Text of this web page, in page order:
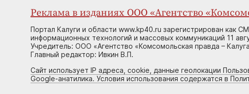
Реклама в изданиях ООО «Агентство
Портал Калуги и области www.kp40.ru зарегистрирован как
информационных технологий и массовых коммуникаций 11
Учредитель: ООО «Агентство «Комсомольская правда –
Главный редактор: Ивкин В.П.
Сайт использует IP адреса, cookie, данные геолокации
Google-анатилика. Условия использования содержатся в